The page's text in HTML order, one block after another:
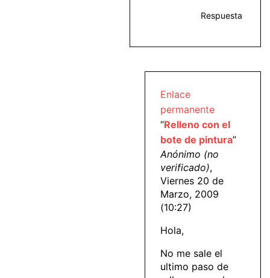
Respuesta
Enlace
permanente
“Relleno con el
bote de pintura”
Anónimo (no
verificado),
Viernes 20 de
Marzo, 2009
(10:27)
Hola,
No me sale el
ultimo paso de